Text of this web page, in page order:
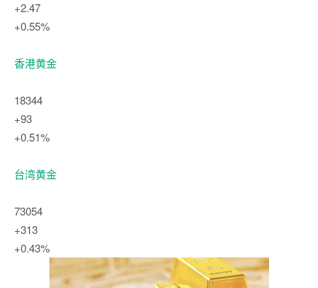
+2.47
+0.55%
香港黄金
18344
+93
+0.51%
台湾黄金
73054
+313
+0.43%